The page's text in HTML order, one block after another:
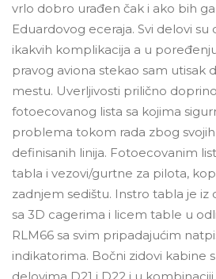
vrlo dobro urađen čak i ako bih
Eduardovog eceraja. Svi delovi
ikakvih komplikacija a u
pravog aviona stekao sam utisak
mestu. Uverljivosti prilično
fotoecovanog lista sa kojima
problema tokom rada zbog
definisanih linija. Fotoecovanim
tabla i vezovi/gurtne za pilota,
zadnjem sedištu. Instro tabla je iz
sa 3D cagerima i licem table u
RLM66 sa svim pripadajućim
indikatorima. Bočni zidovi kabine